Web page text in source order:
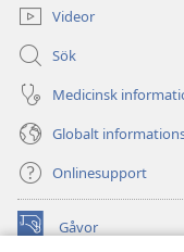
Videor
Sök
Medicinsk
Globalt
Onlinesupport
Gåvor
(öppnar